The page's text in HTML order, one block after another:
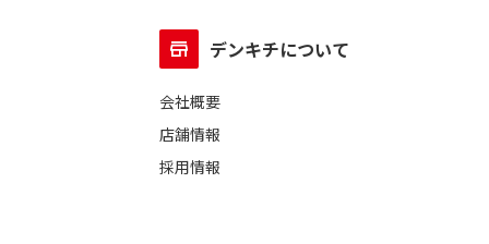
デンキチについて
会社概要
店舗情報
採用情報